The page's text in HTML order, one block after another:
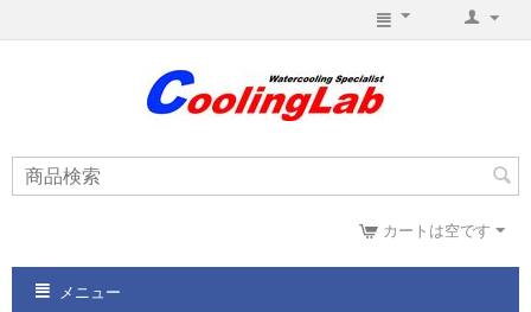
カートは空です
メニュー